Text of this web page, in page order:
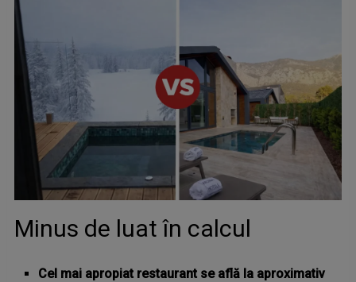
Minus de luat în calcul
Cel mai apropiat restaurant se află la aproximativ